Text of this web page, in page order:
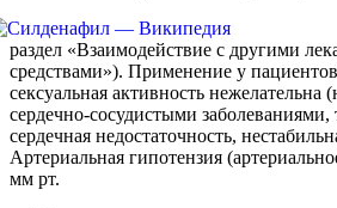
раздел «Взаимодействие с другими
средствами»). Применение у
сексуальная активность
сердечно-сосудистыми заболеваниями,
сердечная недостаточность,
Артериальная гипотензия
мм рт.